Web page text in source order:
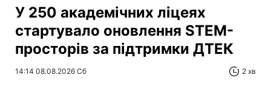
У 250 академічних ліцеях
стартувало оновлення STEM-
просторів за підтримки ДТЕК​‌
14:14 08.08.2026 Сб 2 хв